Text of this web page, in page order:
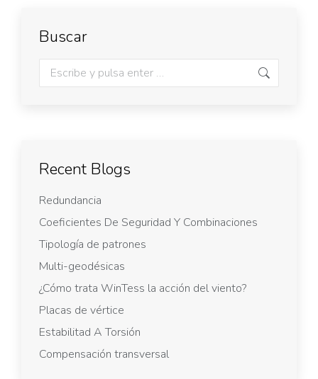
Buscar
Recent Blogs
Redundancia
Coeficientes De Seguridad Y Combinaciones
Tipología de patrones
Multi-geodésicas
¿Cómo trata WinTess la acción del viento?
Placas de vértice
Estabilitad A Torsión
Compensación transversal